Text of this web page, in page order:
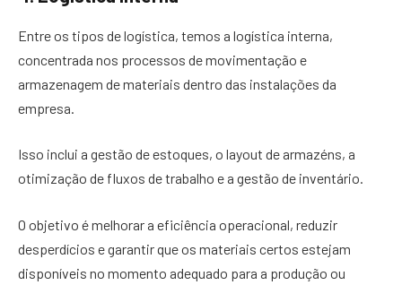
Entre os tipos de logística, temos a logística interna,
concentrada nos processos de movimentação e
armazenagem de materiais dentro das instalações da
empresa.
Isso inclui a gestão de estoques, o layout de armazéns, a
otimização de fluxos de trabalho e a gestão de inventário.
O objetivo é melhorar a eficiência operacional, reduzir
desperdícios e garantir que os materiais certos estejam
disponíveis no momento adequado para a produção ou